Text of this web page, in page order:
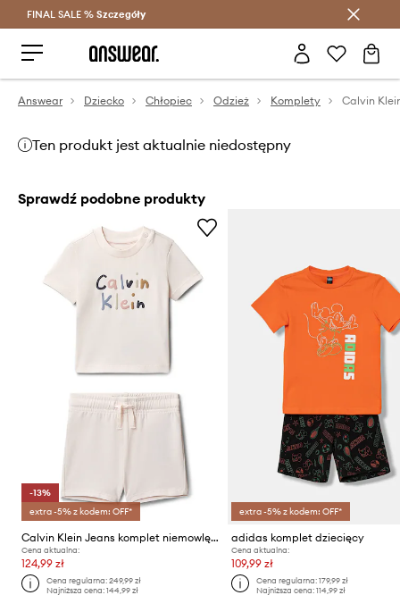
Oszczędzaj z Answear Club >
FINAL SALE % Szczegóły
Answear Dziecko Chłopiec Odzież Komplety
Ten produkt jest aktualnie niedostępny
Sprawdź podobne produkty
-13%
extra -5% z kodem: OFF*
Calvin Klein Jeans komplet niemowlęcy bawełniany
Cena aktualna:
124,99 zł
Cena regularna:249,99 zł
Najniższa cena:144,99 zł
extra -5% z kodem: OFF*
adidas komplet dziecięcy
Cena aktualna:
109,99 zł
Cena regularna: 179,99 zł
Najniższa cena: 114,99 zł